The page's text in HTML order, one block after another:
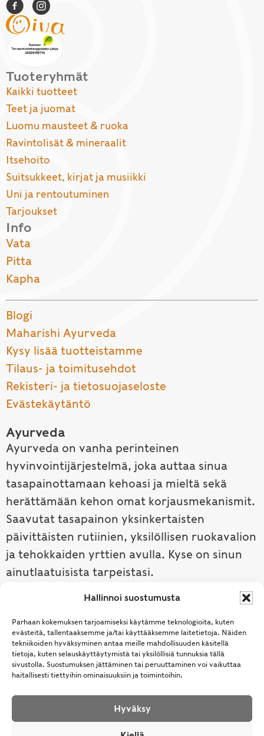
Hallinnoi suostumusta
Parhaan kokemuksen tarjoamiseksi käytämme teknologioita, kuten
evästeitä, tallentaaksemme ja/tai käyttääksemme laitetietoja. Näiden
tekniikoiden hyväksyminen antaa meille mahdollisuuden käsitellä
tietoja, kuten selauskäyttäytymistä tai yksilöllisiä tunnuksia tällä
sivustolla. Suostumuksen jättäminen tai peruuttaminen voi vaikuttaa
haitallisesti tiettyihin ominaisuuksiin ja toimintoihin.
Hyväksy
Tuoteryhmät
Kaikki tuotteet
Teet ja juomat
Luomu mausteet & ruoka
Ravintolisät & mineraalit
Itsehoito
Suitsukkeet, kirjat ja musiikki
Uni ja rentoutuminen
Tarjoukset
Info
Vata
Pitta
Kapha
Blogi
Maharishi Ayurveda
Kysy lisää tuotteistamme
Tilaus- ja toimitusehdot
Rekisteri- ja tietosuojaseloste
Evästekäytäntö
Ayurveda
Ayurveda on vanha perinteinen
hyvinvointijärjestelmä, joka auttaa sinua
tasapainottamaan kehoasi ja mieltä sekä
herättämään kehon omat korjausmekanismit.
Saavutat tasapainon yksinkertaisten
päivittäisten rutiinien, yksilöllisen ruokavalion
ja tehokkaiden yrttien avulla. Kyse on sinun
ainutlaatuisista tarpeistasi.
Tutustu ayurvedaan →
© Samhita | Ayurveda -tuotteita suomalaisille jo